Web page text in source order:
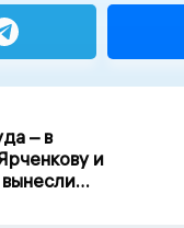
– в
и